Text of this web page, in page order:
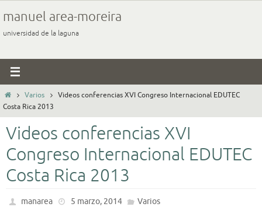
al
contenido
manuel area-moreira
universidad de la laguna
InicioVarios
Videos conferencias XVI Congreso Internacional EDUTEC
Costa Rica 2013
Videos conferencias XVI
Congreso Internacional EDUTEC
Costa Rica 2013
manarea 5 marzo, 2014 Varios